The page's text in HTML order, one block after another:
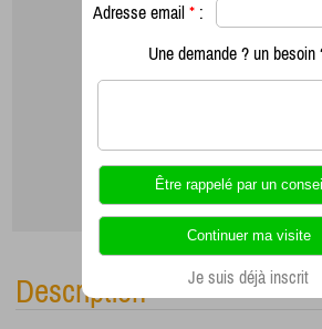
Description
Adresse email * :
Une demande ? un besoin
Je suis déjà inscrit